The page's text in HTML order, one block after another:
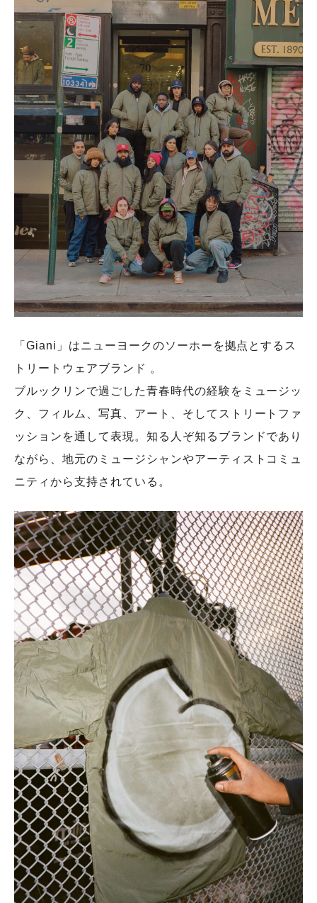
「Giani」はニューヨークのソーホーを拠点とするス
トリートウェアブランド 。
ブルックリンで過ごした青春時代の経験をミュージッ
ク、フィルム、写真、アート、そしてストリートファ
ッションを通して表現。知る人ぞ知るブランドであり
ながら、地元のミュージシャンやアーティストコミュ
ニティから支持されている。